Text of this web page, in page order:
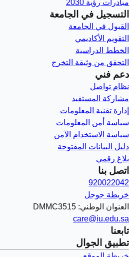
مبادرات رؤية 2030
التسجيل في الجامعة
القبول في الجامعة
التقويم الأكاديمي
الخطط الدراسية
التحقق من وثيقة التخرج
دعم فني
نظام تواصل
مشاركة المستفيد
إدارة تقنية المعلومات
سياسة أمن المعلومات
سياسة الاستخدام الآمن
دليل البيانات المفتوحة
بلاغ رقمي
اتصل بنا
920022042
خريطة جوجل
العنوان الوطني: DMMC3515
care@iu.edu.sa
تابعنا
تطبيق الجوال